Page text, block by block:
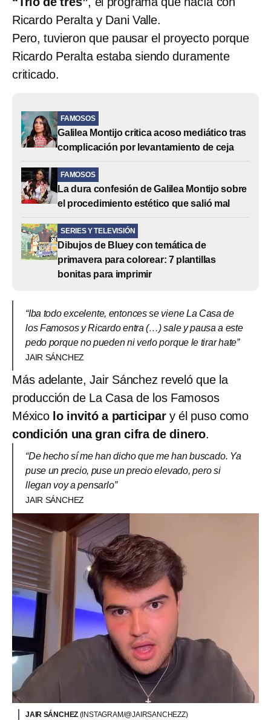
Ricardo Peralta y Dani Valle.
Pero, tuvieron que pausar el proyecto porque
Ricardo Peralta estaba siendo duramente
criticado.
FAMOSOS
Galilea Montijo critica acoso mediático tras
complicación por levantamiento de ceja
FAMOSOS
La dura confesión de Galilea Montijo sobre
el procedimiento estético que salió mal
SERIES Y TELEVISIÓN
Dibujos de Bluey con temática de
primavera para colorear: 7 plantillas
bonitas para imprimir
“Iba todo excelente, entonces se viene La Casa de
los Famosos y Ricardo entra (…) sale y pausa a este
pedo porque no pueden ni verlo porque le tirar hate”
JAIR SÁNCHEZ
Más adelante, Jair Sánchez reveló que la
producción de La Casa de los Famosos
México lo invitó a participary él puso como
condición una gran cifra de dinero.
“De hecho sí me han dicho que me han buscado. Ya
puse un precio, puse un precio elevado, pero si
llegan voy a pensarlo”
JAIR SÁNCHEZ
JAIR SÁNCHEZ (INSTAGRAM/@JAIRSANCHEZZ)